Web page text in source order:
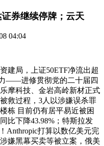
券继续停牌；云天
04:04
局，上证50ETF净流出超
——进修贯彻党的二十届四
摩科技、金岩高岭新材正式
救过程，3人以涉嫌误杀罪
栋 目前仍有居平易近被困
比下降43.98%；特斯拉发
Anthropic打算以数亿美元完
嫌黑幕买卖等被立案，俄美